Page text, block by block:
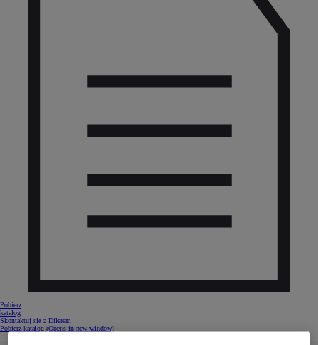
Pobierz
katalog
Skontaktuj się z Dilerem
Pobierz katalog (Opens in new window)